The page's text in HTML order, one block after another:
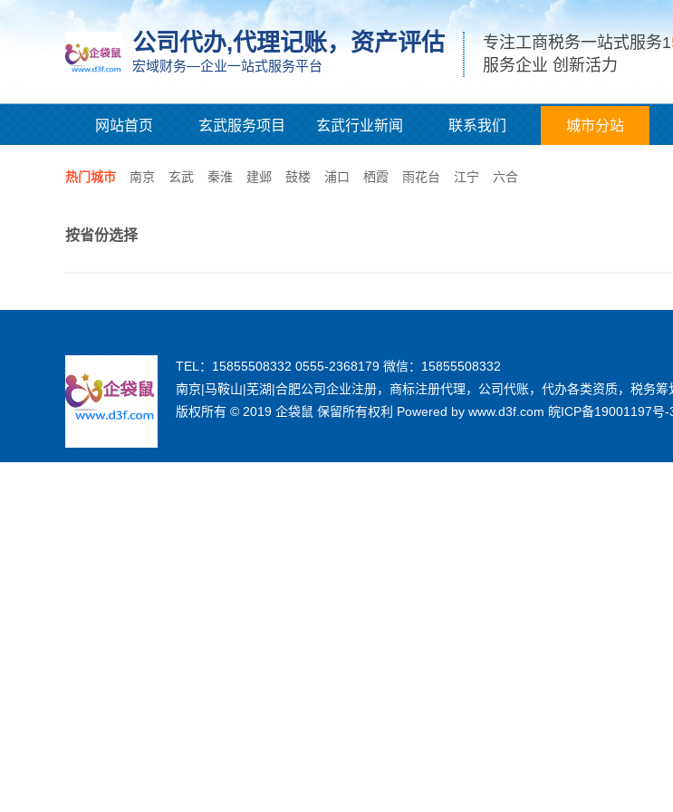
公司代办,代理记账，资产评估
宏域财务—企业一站式服务平台
专注工商税务一站式服务1
服务企业 创新活力
网站首页 玄武服务项目 玄武行业新闻 联系我们 城市分站
热门城市 南京 玄武 秦淮 建邺 鼓楼 浦口 栖霞 雨花台 江宁 六合
按省份选择
TEL：15855508332 0555-2368179 微信：15855508332
南京|马鞍山|芜湖|合肥公司企业注册，商标注册代理，公司代账，代办各类资质，税务
版权所有 © 2019 企袋鼠 保留所有权利 Powered by www.d3f.com 皖ICP备19001197号-